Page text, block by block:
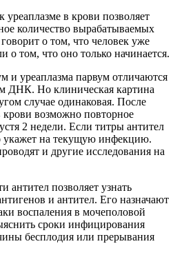
уреаплазме в крови позволяет
количество вырабатываемых
о том, что человек уже
о том, что оно только начинается.
и уреаплазма парвум отличаются
ДНК. Но клиническая картина
случае одинаковая. После
крови возможно повторное
2 недели. Если титры антител
укажет на текущую инфекцию.
и другие исследования на
антител позволяет узнать
и антител. Его назначают
воспаления в мочеполовой
сроки инфицирования
бесплодия или прерывания